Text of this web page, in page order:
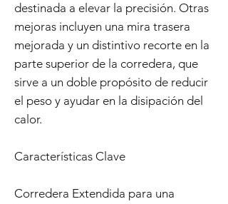
destinada a elevar la precisión. Otras
mejoras incluyen una mira trasera
mejorada y un distintivo recorte en la
parte superior de la corredera, que
sirve a un doble propósito de reducir
el peso y ayudar en la disipación del
calor.
Características Clave
Corredera Extendida para una